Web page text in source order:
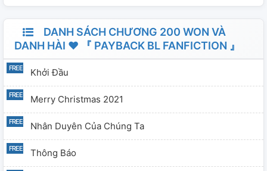
DANH SÁCH CHƯƠNG 200 WON VÀ
DANH HÀI ❤ 『 PAYBACK BL FANFICTION 』
Khởi Đầu
Merry Christmas 2021
Nhân Duyên Của Chúng Ta
Thông Báo